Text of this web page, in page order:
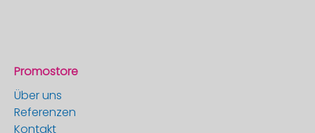
Promostore
Über uns
Referenzen
Kontakt